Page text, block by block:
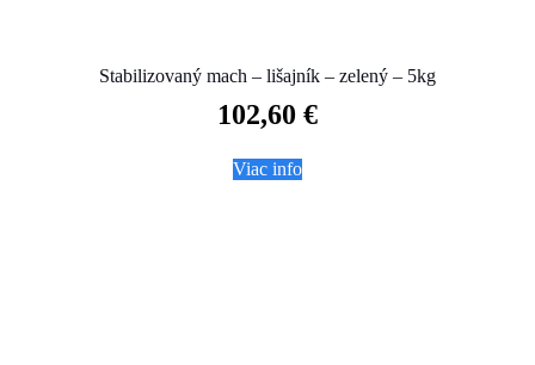
Stabilizovaný mach – lišajník – zelený – 5kg
102,60 €
Viac info